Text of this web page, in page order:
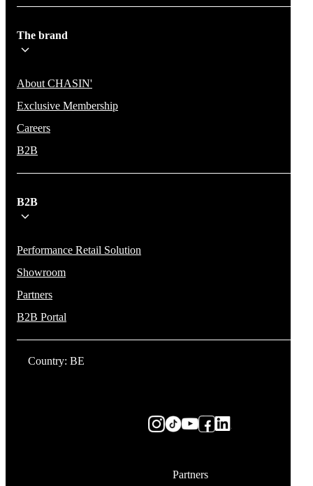
The brand
About CHASIN'
Exclusive Membership
Careers
B2B
B2B
Performance Retail Solution
Showroom
Partners
B2B Portal
Country: BE
Partners